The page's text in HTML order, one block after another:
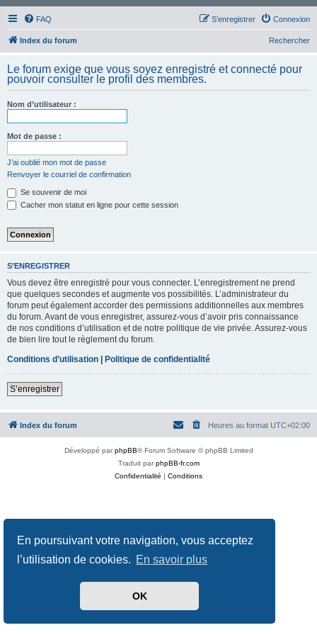
En poursuivant votre navigation, vous acceptez
l’utilisation de cookies. En savoir plus
OK
FAQ Connexion
S’enregistrer
Index du forum Rechercher
Le forum exige que vous soyez enregistré et connecté pour
pouvoir consulter le profil des membres.
Nom d’utilisateur :
Mot de passe :
J’ai oublié mon mot de passe
Renvoyer le courriel de confirmation
Se souvenir de moi
Cacher mon statut en ligne pour cette session
S’ENREGISTRER
Vous devez être enregistré pour vous connecter. L’enregistrement ne prend
que quelques secondes et augmente vos possibilités. L’administrateur du
forum peut également accorder des permissions additionnelles aux membres
du forum. Avant de vous enregistrer, assurez-vous d’avoir pris connaissance
de nos conditions d’utilisation et de notre politique de vie privée. Assurez-vous
de bien lire tout le règlement du forum.
Conditions d’utilisation | Politique de confidentialité
S’enregistrer
Index du forum Heures au format UTC+02:00
Développé parphpBB® Forum Software © phpBB Limited
Traduit parphpBB-fr.com
Confidentialité | Conditions